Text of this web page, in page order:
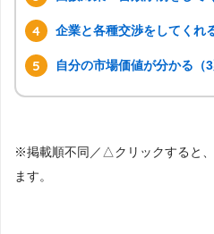
企業と各種交渉をしてくれ
自分の市場価値が分かる（3
※掲載順不同／△クリックすると
ます。